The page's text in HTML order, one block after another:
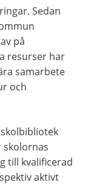
Sedan
på
resurser har
samarbete
och
till kvalificerad
aktivt